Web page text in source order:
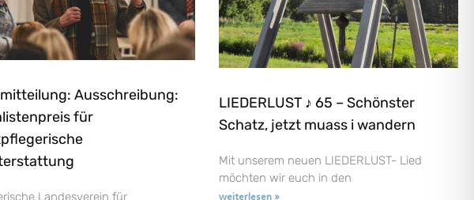
Ausschreibung:
für
LIEDERLUST ♪ 65 – Schönster
Schatz, jetzt muass i wandern
Mit unserem neuen LIEDERLUST- Lied
möchten wir euch in den
weiterlesen »